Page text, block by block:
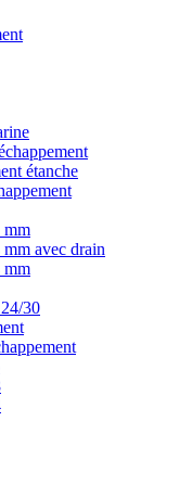
étanche
mm
avec drain
mm
30